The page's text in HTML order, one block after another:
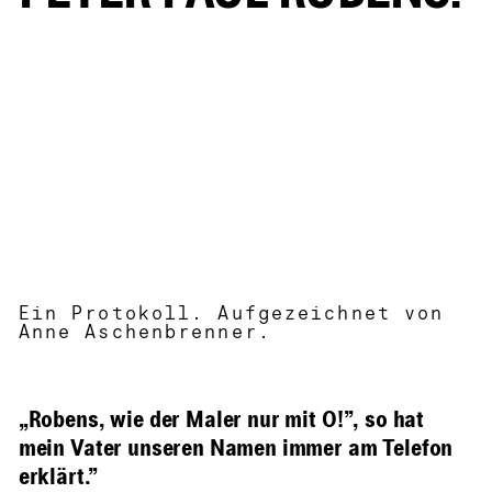
Ein Protokoll. Aufgezeichnet von
Anne Aschenbrenner.
„Robens, wie der Maler nur mit O!”, so hat
mein Vater unseren Namen immer am Telefon
erklärt.”